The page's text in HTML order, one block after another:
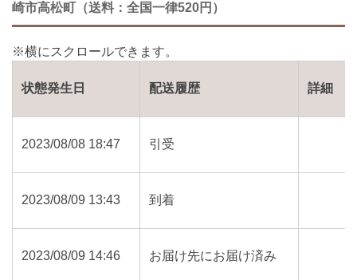
崎市高松町（送料：全国一律520円）
状態発生日 配送履歴 詳細
2023/08/08 18:47 引受
2023/08/09 13:43 到着
2023/08/09 14:46 お届け先にお届け済み